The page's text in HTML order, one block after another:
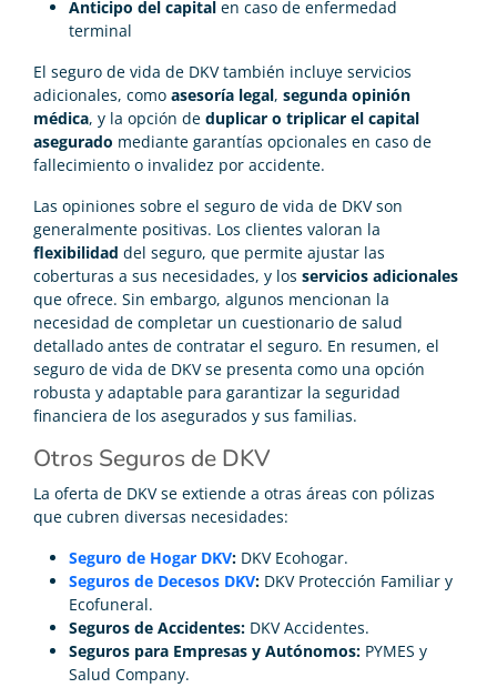
Anticipo del capital en caso de enfermedad
terminal
El seguro de vida de DKV también incluye servicios
adicionales, como asesoría legal, segunda opinión
médica, y la opción de duplicar o triplicar el capital
asegurado mediante garantías opcionales en caso de
fallecimiento o invalidez por accidente.
Las opiniones sobre el seguro de vida de DKV son
generalmente positivas. Los clientes valoran la
flexibilidad del seguro, que permite ajustar las
coberturas a sus necesidades, y los servicios adicionales
que ofrece. Sin embargo, algunos mencionan la
necesidad de completar un cuestionario de salud
detallado antes de contratar el seguro. En resumen, el
seguro de vida de DKV se presenta como una opción
robusta y adaptable para garantizar la seguridad
financiera de los asegurados y sus familias.
Otros Seguros de DKV
La oferta de DKV se extiende a otras áreas con pólizas
que cubren diversas necesidades:
Seguro de Hogar DKV: DKV Ecohogar.
Seguros de Decesos DKV: DKV Protección Familiar y
Ecofuneral.
Seguros de Accidentes: DKV Accidentes.
Seguros para Empresas y Autónomos: PYMES y
Salud Company.